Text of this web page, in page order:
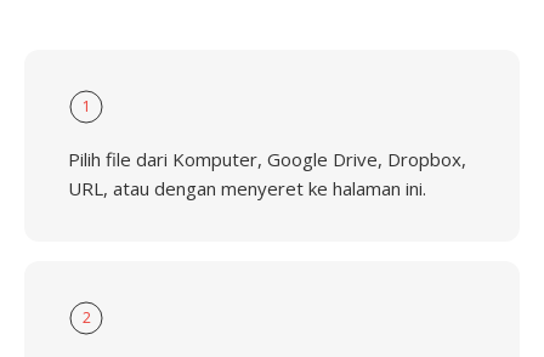
1
Pilih file dari Komputer, Google Drive, Dropbox,
URL, atau dengan menyeret ke halaman ini.
2